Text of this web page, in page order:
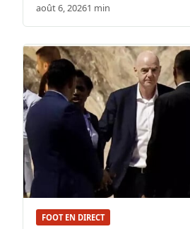
août 6, 20261 min
FOOT EN DIRECT